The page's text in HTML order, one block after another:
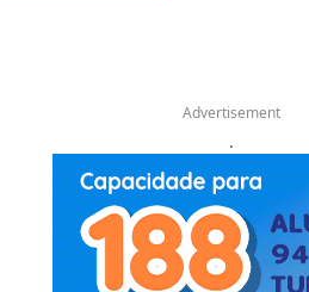
Advertisement
.